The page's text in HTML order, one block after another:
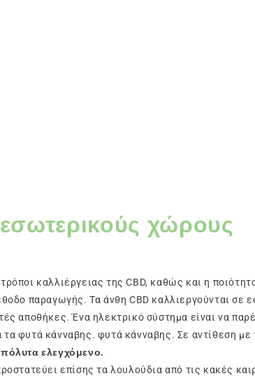
χώρους
καλλιέργειας της CBD, καθώς και η
παραγωγής. Τα άνθη CBD καλλιεργούνται σε
αποθήκες. Ένα ηλεκτρικό σύστημα είναι να
φυτά κάνναβης. φυτά κάνναβης. Σε αντίθεση με
ελεγχόμενο.
επίσης τα λουλούδια από τις κακές